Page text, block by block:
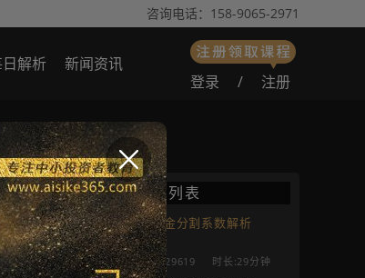
咨询电话：158-9065-2971
解析
新闻资讯
登录
/ 注册
人
播放列表
黄金分割系数解析
29619 时长:29分钟